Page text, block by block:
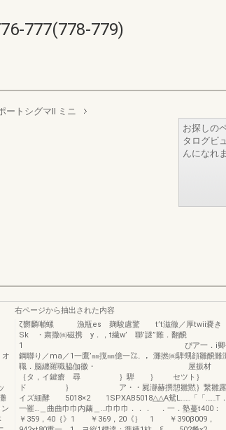
777(778-779)
ートシグマII ミニ
お探しの
タログビ
んになれ
右ページから抽出された内容
ζ欝麟噸螺 漁瓶es 麹駿慮驚 t’t滋徹／厚twii嚢き
Sk ・粛撒㈱磁携 y．，t繊w’ 聯’謎”難．翻醗
1 ぴア一．i卿斧
鋼聯り／ma／1一鷹’㎜撹㎜億一㍑．，灘撚㈱騨甥顔雛醗難
職．脳纏羅職脇伽徽・ 屋振材
｛タ，イ鍵瘡 尋 ｝騨 ｝ セツト｝
ド ｝ ア・・屍瀞赫撰憩雛黙｝繋雛露
イズ細酵 5018×2 1SPXAB5018△△A鴛L……「「……T
一罹…＿曲曲巾巾内繭＿…巾巾巾．．． ．一．塾蔓t400
￥359，40｛》1 ￥369，20《｝ 1 ￥390β009，